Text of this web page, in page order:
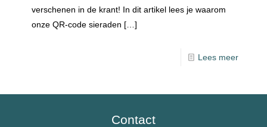
verschenen in de krant! In dit artikel lees je waarom
onze QR-code sieraden […]
Lees meer
Contact